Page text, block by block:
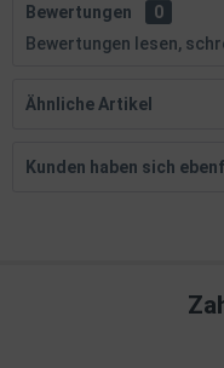
Bewertungen
0
Bewertungen lesen,
Ähnliche Artikel
Kunden haben sich